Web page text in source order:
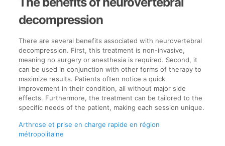
decompression
There are several benefits associated with neurovertebral
decompression. First, this treatment is non-invasive,
meaning no surgery or anesthesia is required. Second, it
can be used in conjunction with other forms of therapy to
maximize results. Patients often notice a quick
improvement in their condition, all without major side
effects. Furthermore, the treatment can be tailored to the
specific needs of the patient, making each session unique.
Arthrose et prise en charge rapide en région
métropolitaine